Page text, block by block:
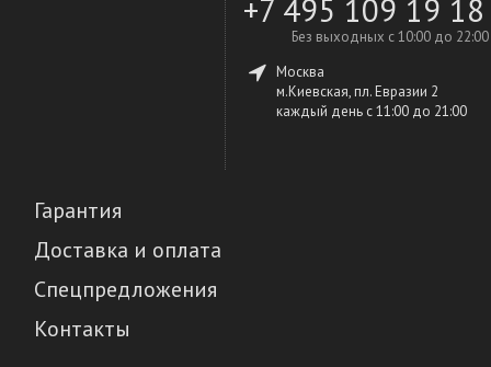
+7 495 109 19 18
Без выходных с 10:00 до 22:00
Москва
м.Киевская, пл. Евразии 2
каждый день c 11:00 до 21:00
Гарантия
Доставка и оплата
Спецпредложения
Контакты